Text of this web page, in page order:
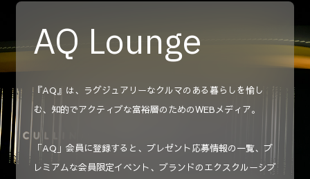
AQ Lounge
『AQ』は、ラグジュアリーなクルマのある暮らしを愉し
む、知的でアクティブな富裕層のためのWEBメディア。
「AQ」会員に登録すると、プレゼント応募情報の一覧、プ
レミアムな会員限定イベント、ブランドのエクスクルーシブ